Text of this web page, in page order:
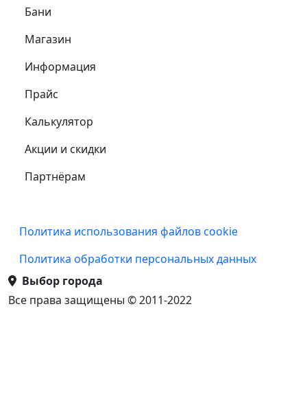
Самое важное
Бани
Магазин
Информация
Прайс
Калькулятор
Акции и скидки
Партнёрам
Подвал
Политика использования файлов cookie
Политика обработки персональных данных
Выбор города
Все права защищены © 2011-2022